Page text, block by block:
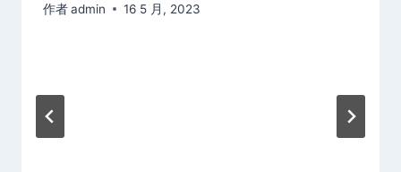
作者admin 16 5 月, 2023